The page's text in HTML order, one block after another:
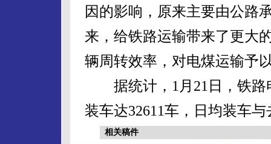
因的影响，原来主要由公路
来，给铁路运输带来了更大
辆周转效率，对电煤运输予
据统计，1月21日，铁路
装车达32611车，日均装车
相关稿件